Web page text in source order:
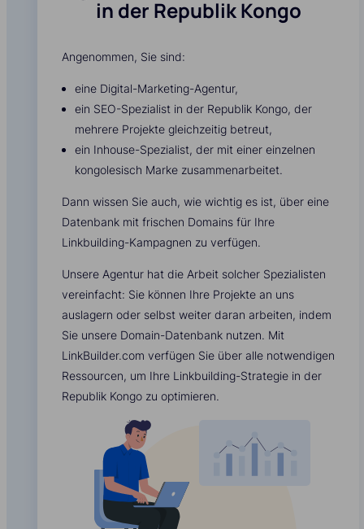
in der Republik Kongo
Angenommen, Sie sind:
eine Digital-Marketing-Agentur,
ein SEO-Spezialist in der Republik Kongo, der
mehrere Projekte gleichzeitig betreut,
ein Inhouse-Spezialist, der mit einer einzelnen
kongolesisch Marke zusammenarbeitet.
Dann wissen Sie auch, wie wichtig es ist, über eine
Datenbank mit frischen Domains für Ihre
Linkbuilding-Kampagnen zu verfügen.
Unsere Agentur hat die Arbeit solcher Spezialisten
vereinfacht: Sie können Ihre Projekte an uns
auslagern oder selbst weiter daran arbeiten, indem
Sie unsere Domain-Datenbank nutzen. Mit
LinkBuilder.com verfügen Sie über alle notwendigen
Ressourcen, um Ihre Linkbuilding-Strategie in der
Republik Kongo zu optimieren.